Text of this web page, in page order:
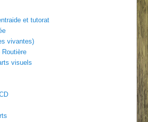
et tutorat
vivantes)
visuels